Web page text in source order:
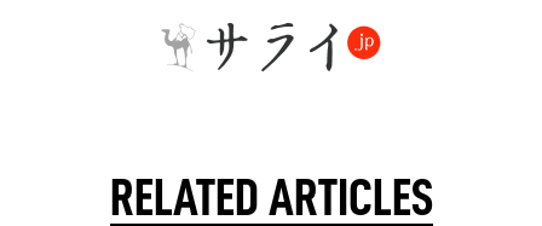
RELATED ARTICLES